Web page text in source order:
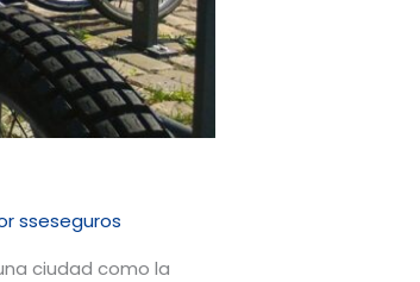
sseseguros
ciudad como la